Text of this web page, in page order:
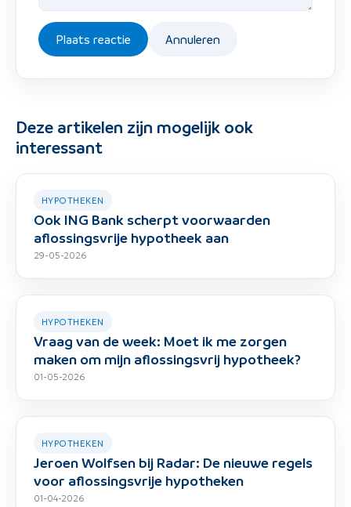
Plaats reactie Annuleren
Deze artikelen zijn mogelijk ook
interessant
HYPOTHEKEN
Ook ING Bank scherpt voorwaarden
aflossingsvrije hypotheek aan
29-05-2026
HYPOTHEKEN
Vraag van de week: Moet ik me zorgen
maken om mijn aflossingsvrij hypotheek?
01-05-2026
HYPOTHEKEN
Jeroen Wolfsen bij Radar: De nieuwe regels
voor aflossingsvrije hypotheken
01-04-2026